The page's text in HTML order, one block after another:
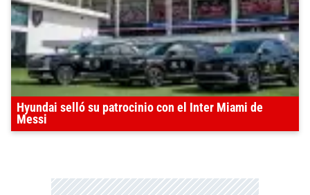
Hyundai selló su patrocinio con el Inter Miami de
Messi